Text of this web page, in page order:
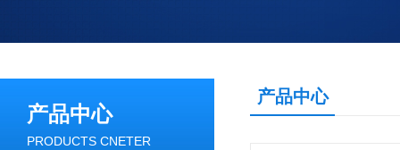
产品中心
PRODUCTS CNETER
产品中心